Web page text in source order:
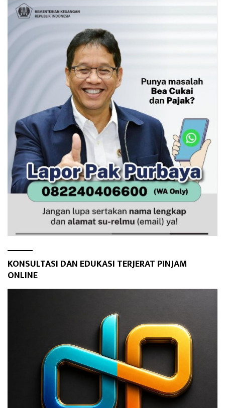
KONSULTASI DAN EDUKASI TERJERAT PINJAM
ONLINE